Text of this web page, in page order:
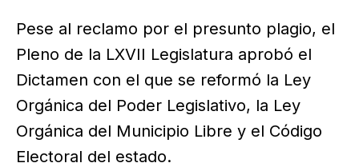
Pese al reclamo por el presunto plagio, el
Pleno de la LXVII Legislatura aprobó el
Dictamen con el que se reformó la Ley
Orgánica del Poder Legislativo, la Ley
Orgánica del Municipio Libre y el Código
Electoral del estado.